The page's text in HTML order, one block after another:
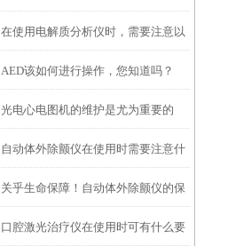
意事项
在使用电解质分析仪时，需要注意以
下几个重要的事项
AED该如何进行操作，您知道吗？
光电心电图机的维护是尤为重要的
自动体外除颤仪在使用时需要注意什
么事项？
关乎生命保障！自动体外除颤仪的保
养秘诀，现在知道还不晚
口腔激光治疗仪在使用时可有什么要